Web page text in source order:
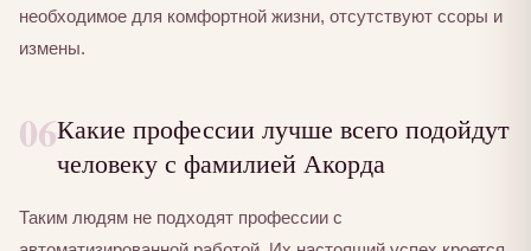
необходимое для комфортной жизни, отсутствуют ссоры и
измены.
06Какие профессии лучше всего подойдут
человеку с фамилией Акорда
Таким людям не подходят профессии с